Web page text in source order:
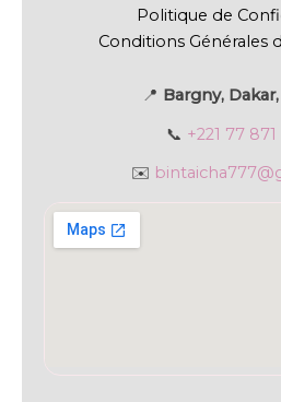
Politique de
Conditions Générales
📍 Bargny,
📞 +221 77
✉️